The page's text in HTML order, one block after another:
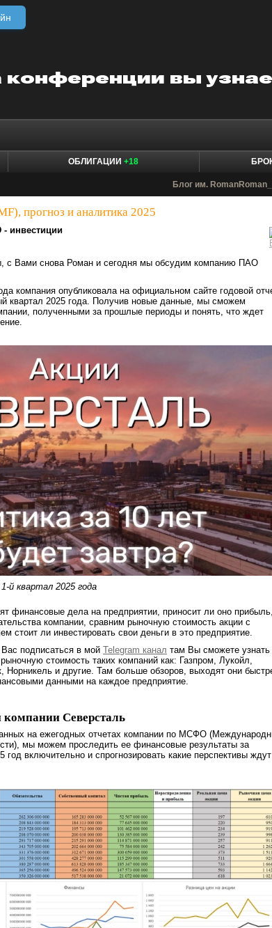
ОБЛИГАЦИИ +18
Блог им.
прогноз и аналитика 2025
- инвестиции
с Вами снова Роман и сегодня мы обсудим компанию ПАО
компания опубликовала на официальном сайте годовой
квартал 2025 года. Получив новые данные, мы сможем
полученными за прошлые периоды и понять, что ждет
й квартал 2025 года
финансовые дела на предприятии, приносит ли оно
компании, сравним рыночную стоимость акции с
стоит ли инвестировать свои деньги в это предприятие.
подписаться в мой Telegram канал там Вы сможете узнать
стоимость таких компаний как: Газпром, Лукойл,
Норникель и другие. Там больше обзоров, выходят они
данными на каждое предприятие.
Северсталь
на ежегодных отчетах компании по МСФО
мы можем проследить ее финансовые результаты за
год включительно и спрогнозировать какие перспективы ждут